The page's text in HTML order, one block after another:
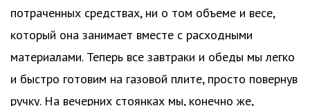
потраченных средствах, ни о том объеме и весе,
который она занимает вместе с расходными
материалами. Теперь все завтраки и обеды мы легко
и быстро готовим на газовой плите, просто повернув
ручку. На вечерних стоянках мы, конечно же,